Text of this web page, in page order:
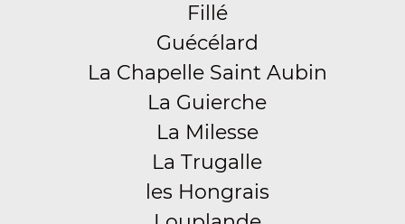
Fillé
Guécélard
La Chapelle Saint Aubin
La Guierche
La Milesse
La Trugalle
les Hongrais